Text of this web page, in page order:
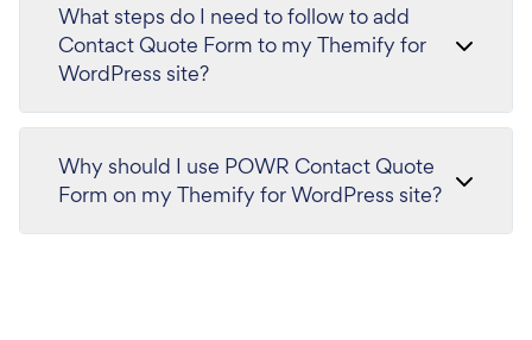
What steps do I need to follow to add
Contact Quote Form to my Themify for
WordPress site?
Why should I use POWR Contact Quote
Form on my Themify for WordPress site?